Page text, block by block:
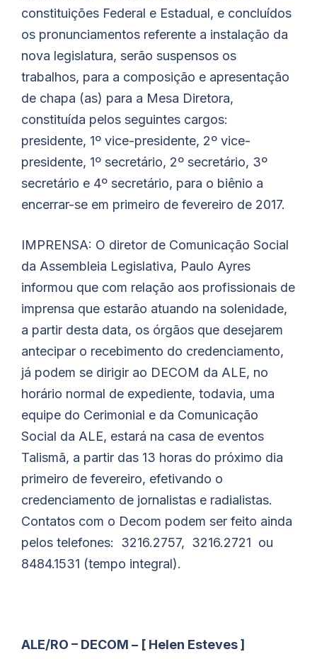
constituições Federal e Estadual, e concluídos
os pronunciamentos referente a instalação da
nova legislatura, serão suspensos os
trabalhos, para a composição e apresentação
de chapa (as) para a Mesa Diretora,
constituída pelos seguintes cargos:
presidente, 1º vice-presidente, 2º vice-
presidente, 1º secretário, 2º secretário, 3º
secretário e 4º secretário, para o biênio a
encerrar-se em primeiro de fevereiro de 2017.
IMPRENSA: O diretor de Comunicação Social
da Assembleia Legislativa, Paulo Ayres
informou que com relação aos profissionais de
imprensa que estarão atuando na solenidade,
a partir desta data, os órgãos que desejarem
antecipar o recebimento do credenciamento,
já podem se dirigir ao DECOM da ALE, no
horário normal de expediente, todavia, uma
equipe do Cerimonial e da Comunicação
Social da ALE, estará na casa de eventos
Talismã, a partir das 13 horas do próximo dia
primeiro de fevereiro, efetivando o
credenciamento de jornalistas e radialistas.
Contatos com o Decom podem ser feito ainda
pelos telefones: 3216.2757, 3216.2721 ou
8484.1531 (tempo integral).
ALE/RO – DECOM – [ Helen Esteves ]